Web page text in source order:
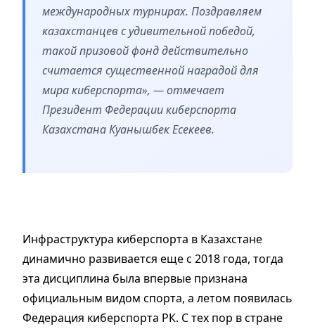
международных турнирах. Поздравляем
казахстанцев с удивительной победой,
такой призовой фонд действительно
считается существенной наградой для
мира киберспорта», — отмечает
Президент Федерации киберспорта
Казахстана Куанышбек Есекеев.
Инфраструктура киберспорта в Казахстане
динамично развивается еще с 2018 года, тогда
эта дисциплина была впервые признана
официальным видом спорта, а летом появилась
Федерация киберспорта РК. С тех пор в стране